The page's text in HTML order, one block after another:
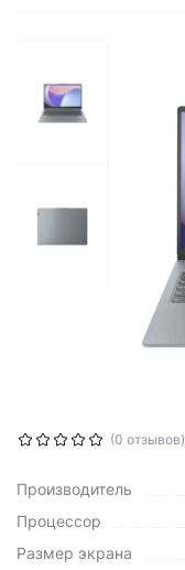
(0 отзывов)
Производитель
Процессор
Размер экрана